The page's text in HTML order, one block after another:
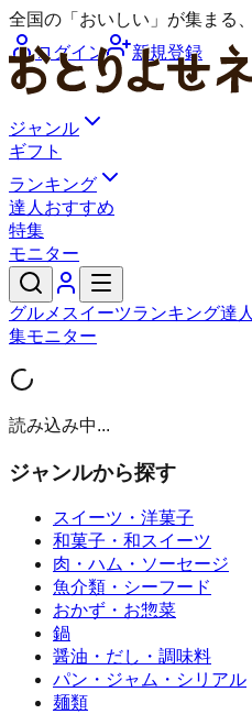
全国の「おいしい」が集まる
ログイン
新規登録
ジャンル
ギフト
ランキング
達人おすすめ
特集
モニター
グルメ スイーツランキング達
集モニター
読み込み中...
ジャンルから探す
スイーツ・洋菓子
和菓子・和スイーツ
肉・ハム・ソーセージ
魚介類・シーフード
おかず・お惣菜
鍋
醤油・だし・調味料
パン・ジャム・シリアル
麺類